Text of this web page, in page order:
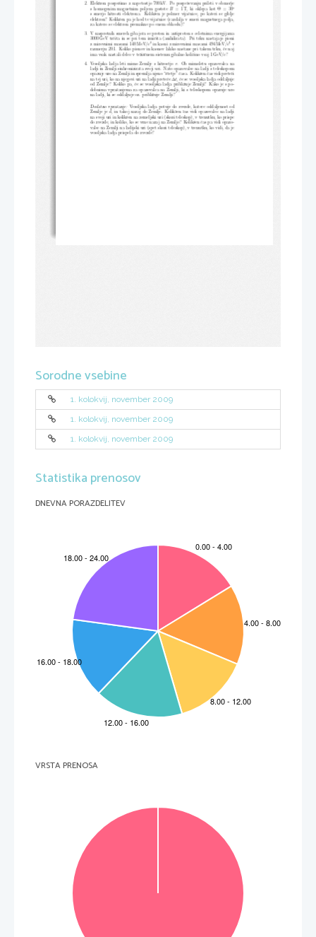
2. Elektron pospeˇsimo z napetostjo 700 kV. Po pospeˇsevanju prileti v obmoˇcje
s homogenim magnetnim poljem gostote B = 1 T, ki oklepa kot Θ = 30◦
s smerjo hitrosti elektrona. Kolikˇsen je polmer vijaˇcnice, po kateri se giblje
elektron? Kolikˇsen pa je hod te vijaˇcnice (razdalja v smeri magnetnega polja,
za katero se elektron premakne po enem obhodu)?
3. V nasprotnih smereh gibajoˇca se proton in antiproton s ce lotnima energijama
3000 GeV trˇcita in se pri tem izniˇcita (anihilirata). Pri trku nastajajo pioni
z mirovnimi masami 140 MeV c2 in kaoni z mirovnimi masami 494 MeV/c2
v
razmerju 20:1. Koliko pionov in kaonov lahko nastane pri takem trku, ˇce naj
ima vsak nastali delec v teˇziˇsˇcnem sistemu gibalno koliˇcino vsaj 1 GeV/c?
4. Vesoljska ladja leti mimo Zemlje s hitrostjo v. Ob mimoletu opazovalca na
ladji in Zemlji sinhronizirata svoji uri. Nato opazovalec na ladji s teleskopom
opazuje uro na Zemlji in spremlja njeno “ˇstetje” ˇcasa. Kolikˇsen ˇcas vidi preteˇci
na tej uri, ko na njegovi uri na ladji preteˇce ∆t, ˇce se vesoljska ladja oddaljuje
od Zemlje? Koliko pa, ˇce se vesoljska ladja pribliˇzuje Zemlji? Kako je s po-
dobnima vpraˇsanjema za opazovalca na Zemlji, ki s teleskopom opazuje uro
na ladji, ki se oddaljuje oz. pribliˇzuje Zemlji?
Dodatno vpraˇsanje: Vesoljska ladja potuje do zvezde, katere oddaljenost od
Zemlje je d, in takoj nazaj do Zemlje. Kolikˇsen ˇcas vidi opazovalec na ladji
na svoji uri in kolikˇsen na zemeljski uri (skozi teleskop), v trenutku, ko prispe
do zvezde, in koliko, ko se vrne nazaj na Zemljo? Kolikˇsen ˇcas pa vidi opazo-
valec na Zemlji na ladijski uri (spet skozi teleskop), v trenutku, ko vidi, da je
vesoljska ladja prispela do zvezde?
Sorodne vsebine
1. kolokvij, november 2009
1. kolokvij, november 2009
1. kolokvij, november 2009
Statistika prenosov
DNEVNA PORAZDELITEV
VRSTA PRENOSA